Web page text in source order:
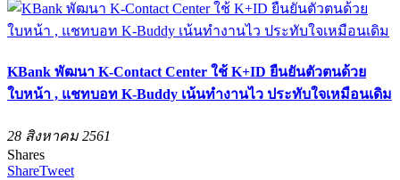
KBank พัฒนา K-Contact Center ใช้ K+ID ยืนยันตัวตนด้วย
ใบหน้า , แชทบอท K-Buddy เน้นทำงานไว ประทับใจเหมือนเดิม
28 สิงหาคม 2561
Shares
ShareTweet